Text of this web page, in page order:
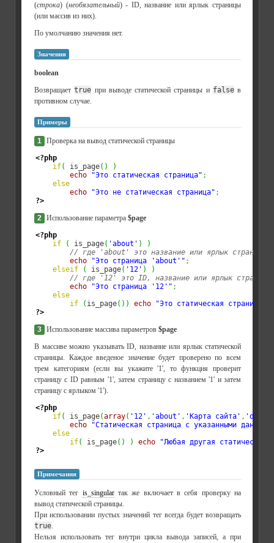
(строка) (необязательный) - ID, название или ярлык страницы
(или массив из них).
По умолчанию значения нет.
Значения
boolean
Возвращаетtrue при выводе статической страницы и falseв
противном случае.
Примеры
1 Проверка на вывод статической страницы
<?php
if( is_page( )
)
echo
"Это статическая страница" ;
else
echo
"Это не статическая страница" ;
?>
2 Использование параметра $page
<?php
if
( is_page( 'about' )
)
echo
"Это страница 'about'" ;
elseif
( is_page( '12' )
)
// где '12' это ID, название или ярлык страницы
echo
"Это страница '12'" ;
else
if
( is_page( ) ) echo "Это статическая страница"
?>
3 Использование массива параметров $page
В массиве можно указывать ID, название или ярлык статической
страницы. Каждое введеное значение будет проверено по всем
трем категориям (если вы укажите '1', то функция проверит
страницу с ID равным '1', затем страницу с названием '1' и затем
страницу с ярлыком '1').
<?php
if( is_page(array( '12' , 'about' , 'Карта сайта' , 'da-
echo
"Статическая страница с указанными
else
if( is_page( ) ) echo
"Любая другая статическая
?>
Примечания
Условный тег is_singularтак же включает в себя проверку на
вывод статической страницы.
При использовании пустых значений тег всегда будет возвращать
true.
Нельзя использовать тег внутри цикла вывода записей, а при